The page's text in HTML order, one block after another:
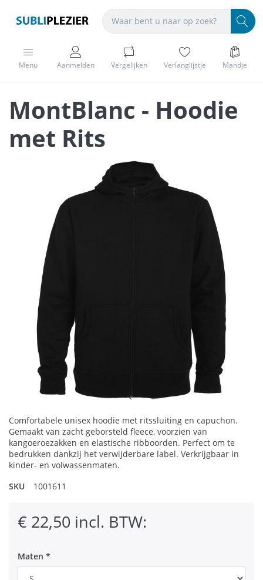
Menu Aanmelden Vergelijken Verlanglijstje Mandje
MontBlanc - Hoodie
met Rits
Comfortabele unisex hoodie met ritssluiting en capuchon.
Gemaakt van zacht geborsteld fleece, voorzien van
kangoeroezakken en elastische ribboorden. Perfect om te
bedrukken dankzij het verwijderbare label. Verkrijgbaar in
kinder- en volwassenmaten.
SKU
1001611
€ 22,50 incl. BTW:
Maten